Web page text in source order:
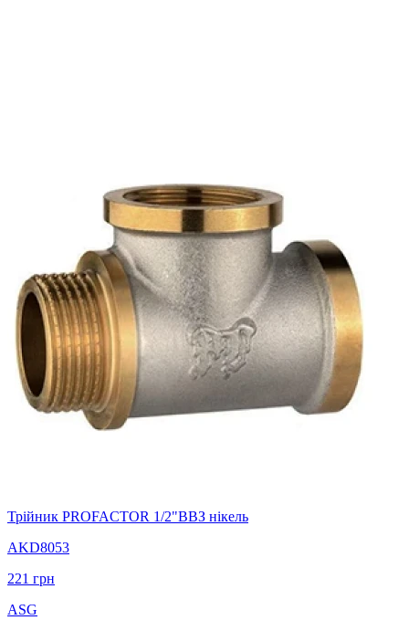
Трійник PROFACTOR 1/2"ВВЗ нікель
AKD8053
221 грн
ASG